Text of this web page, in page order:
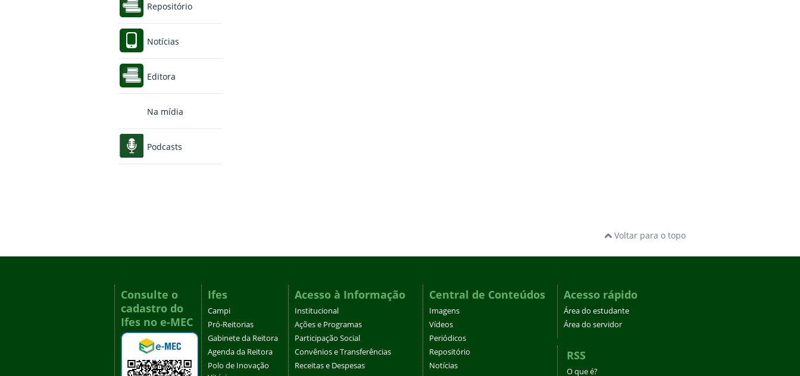
Repositório
Notícias
Editora
Na mídia
Podcasts
Voltar para o topo
Consulte o
cadastro do
Ifes no e-MEC
Ifes
Campi
Pró-Reitorias
Gabinete da Reitora
Agenda da Reitora
Polo de Inovação
Acesso à Informação
Institucional
Ações e Programas
Participação Social
Convênios e Transferências
Receitas e Despesas
Central de Conteúdos
Imagens
Vídeos
Periódicos
Repositório
Notícias
Acesso rápido
Área do estudante
Área do servidor
RSS
O que é?